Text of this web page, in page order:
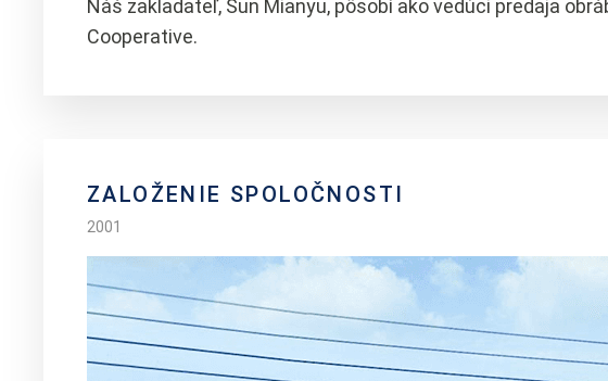
Náš zakladateľ, Sun Mianyu, pôsobí ako vedúci predaja
Cooperative.
ZALOŽENIE SPOLOČNOSTI
2001